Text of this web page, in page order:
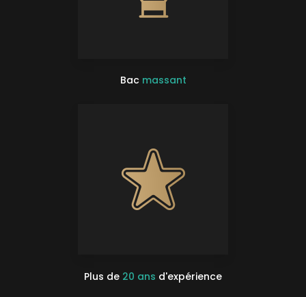
Bac massant
Plus de 20 ans d'expérience